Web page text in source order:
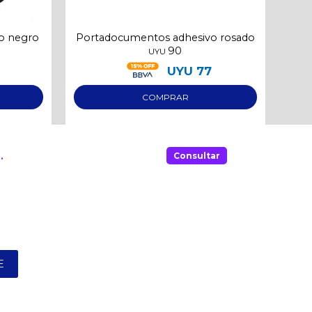
negro Portadocumentos adhesivo rosado
UYU 90
UYU 77
Consultar